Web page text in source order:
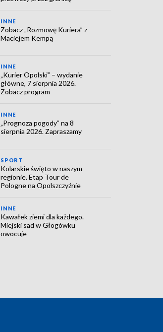
INNE
Zobacz „Rozmowę Kuriera” z
Maciejem Kempą
INNE
„Kurier Opolski” – wydanie
główne, 7 sierpnia 2026.
Zobacz program
INNE
„Prognoza pogody” na 8
sierpnia 2026. Zapraszamy
SPORT
Kolarskie święto w naszym
regionie. Etap Tour de
Pologne na Opolszczyźnie
INNE
Kawałek ziemi dla każdego.
Miejski sad w Głogówku
owocuje